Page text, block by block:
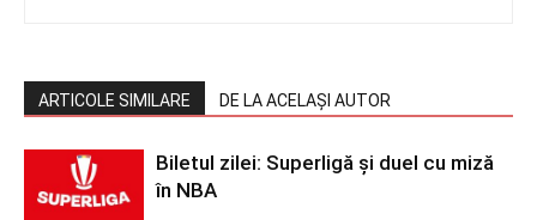
ARTICOLE SIMILARE DE LA ACELAȘI AUTOR
Biletul zilei: Superligă și duel cu miză
în NBA